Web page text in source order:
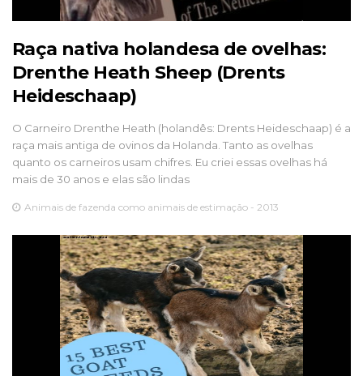
Raça nativa holandesa de ovelhas:
Drenthe Heath Sheep (Drents
Heideschaap)
O Carneiro Drenthe Heath (holandês: Drents Heideschaap) é a
raça mais antiga de ovinos da Holanda. Tanto as ovelhas
quanto os carneiros usam chifres. Eu criei essas ovelhas há
mais de 30 anos e elas são lindas
Animais de fazenda como animais de estimação - 2013